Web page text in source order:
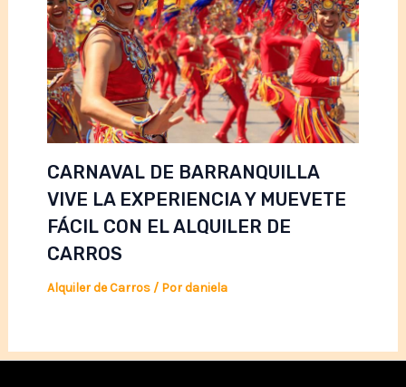
CARNAVAL DE BARRANQUILLA
VIVE LA EXPERIENCIA Y MUEVETE
FÁCIL CON EL ALQUILER DE
CARROS
Alquiler de Carros/ Pordaniela